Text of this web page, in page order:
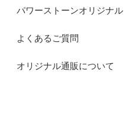
パワーストーンオリジナル
よくあるご質問
オリジナル通販について